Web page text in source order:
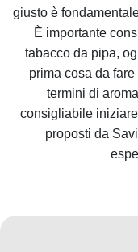
giusto è
È importante
tabacco da pipa,
prima cosa da
termini di
consigliabile
proposti da